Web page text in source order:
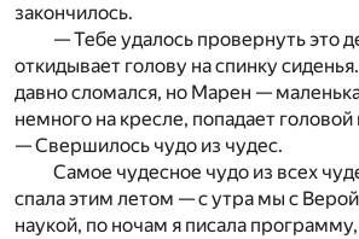
закончилось.
— Тебе удалось провернуть это
откидывает голову на спинку
давно сломался, но Марен —
немного на кресле, попадает головой
— Свершилось чудо из чудес.
Самое чудесное чудо из всех
спала этим летом — с утра мы с
наукой, по ночам я писала